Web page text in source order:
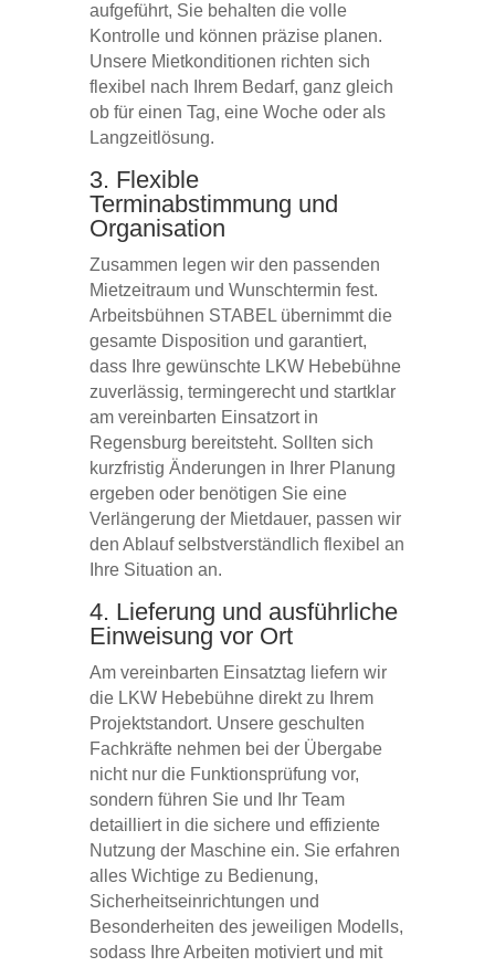
aufgeführt, Sie behalten die volle
Kontrolle und können präzise planen.
Unsere Mietkonditionen richten sich
flexibel nach Ihrem Bedarf, ganz gleich
ob für einen Tag, eine Woche oder als
Langzeitlösung.
3. Flexible
Terminabstimmung und
Organisation
Zusammen legen wir den passenden
Mietzeitraum und Wunschtermin fest.
Arbeitsbühnen STABEL übernimmt die
gesamte Disposition und garantiert,
dass Ihre gewünschte LKW Hebebühne
zuverlässig, termingerecht und startklar
am vereinbarten Einsatzort in
Regensburg bereitsteht. Sollten sich
kurzfristig Änderungen in Ihrer Planung
ergeben oder benötigen Sie eine
Verlängerung der Mietdauer, passen wir
den Ablauf selbstverständlich flexibel an
Ihre Situation an.
4. Lieferung und ausführliche
Einweisung vor Ort
Am vereinbarten Einsatztag liefern wir
die LKW Hebebühne direkt zu Ihrem
Projektstandort. Unsere geschulten
Fachkräfte nehmen bei der Übergabe
nicht nur die Funktionsprüfung vor,
sondern führen Sie und Ihr Team
detailliert in die sichere und effiziente
Nutzung der Maschine ein. Sie erfahren
alles Wichtige zu Bedienung,
Sicherheitseinrichtungen und
Besonderheiten des jeweiligen Modells,
sodass Ihre Arbeiten motiviert und mit